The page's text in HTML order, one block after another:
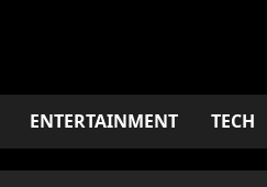
ENTERTAINMENT TECH